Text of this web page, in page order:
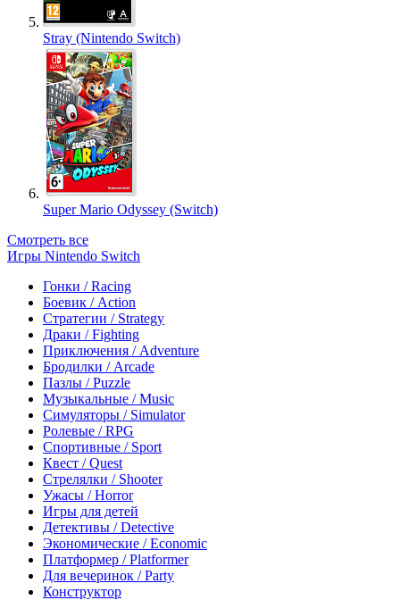
Stray (Nintendo Switch)
Super Mario Odyssey (Switch)
Смотреть все
Игры Nintendo Switch
Гонки / Racing
Боевик / Action
Стратегии / Strategy
Драки / Fighting
Приключения / Adventure
Бродилки / Arcade
Пазлы / Puzzle
Музыкальные / Music
Симуляторы / Simulator
Ролевые / RPG
Спортивные / Sport
Квест / Quest
Стрелялки / Shooter
Ужасы / Horror
Игры для детей
Детективы / Detective
Экономические / Economic
Платформер / Platformer
Для вечеринок / Party
Конструктор